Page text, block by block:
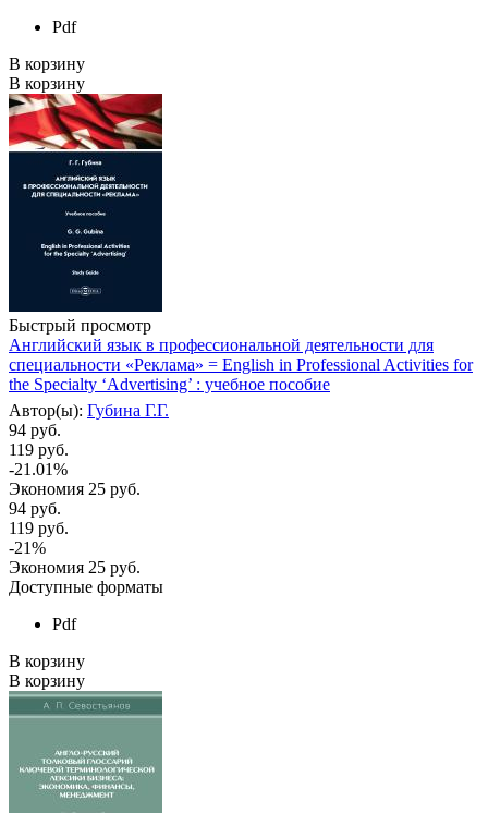
Pdf
В корзину
В корзину
Быстрый просмотр
Английский язык в профессиональной деятельности для
специальности «Реклама» = English in Professional Activities for
the Specialty ‘Advertising’ : учебное пособие
Автор(ы): Губина Г.Г.
94 руб.
119 руб.
-21.01%
Экономия 25 руб.
94 руб.
119 руб.
-21%
Экономия 25 руб.
Доступные форматы
Pdf
В корзину
В корзину